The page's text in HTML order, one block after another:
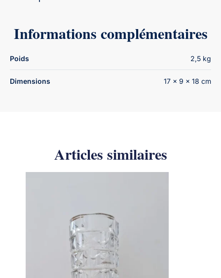
Informations complémentaires
Poids 2,5 kg
Dimensions 17 × 9 × 18 cm
Articles similaires